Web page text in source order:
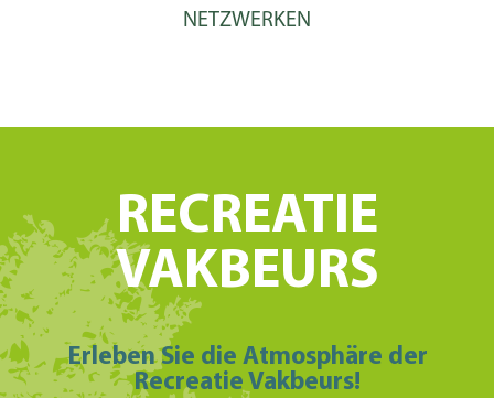
NETZWERKEN
RECREATIE
VAKBEURS
Erleben Sie die Atmosphäre der
Recreatie Vakbeurs!